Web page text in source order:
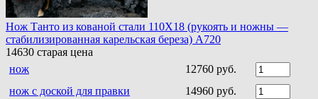
Нож Танто из кованой стали 110Х18 (рукоять и ножны —
стабилизированная карельская береза) A720
14630 старая цена
нож
12760 руб.
нож с доской для правки
14960 руб.